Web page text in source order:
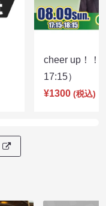
cheer up！
17:15）
¥1300 (税込)